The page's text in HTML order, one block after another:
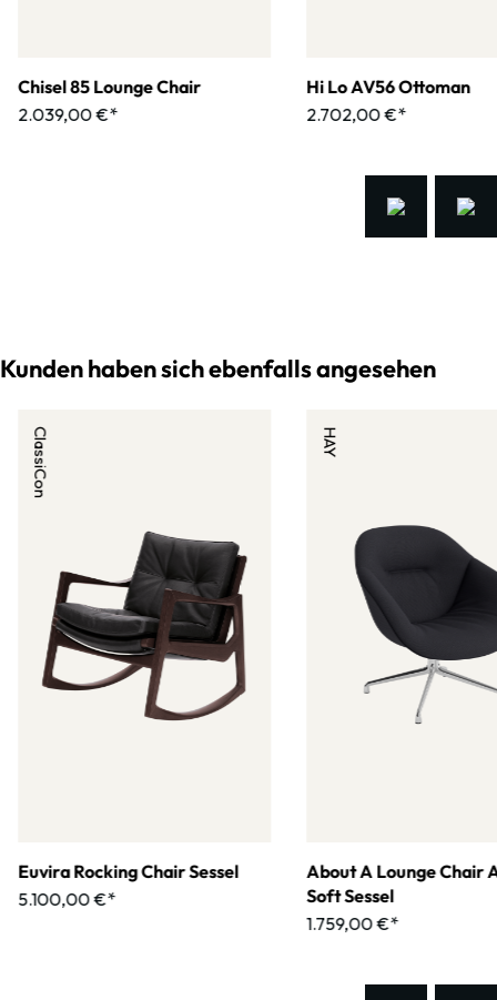
Chisel 85 Lounge Chair
2.039,00 €*
Hi Lo AV56 Ottoman
2.702,00 €*
Kunden haben sich ebenfalls angesehen
ClassiCon
Euvira Rocking Chair Sessel
5.100,00 €*
HAY
About A Lounge Chair
Soft Sessel
1.759,00 €*